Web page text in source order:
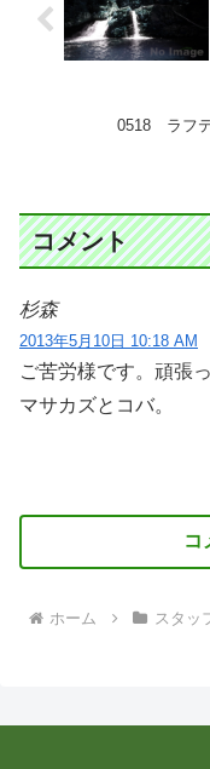
0518 ラフ
コメント
杉森
2013年5月10日 10:18 AM
ご苦労様です。頑張
マサカズとコバ。
コ
ホーム スタッ